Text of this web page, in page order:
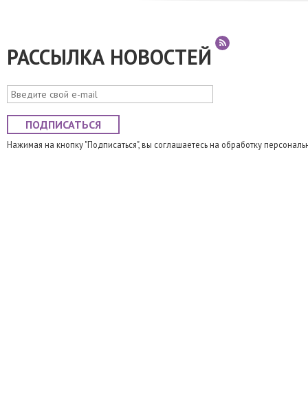
РАССЫЛКА НОВОСТЕЙ
ПОДПИСАТЬСЯ
Нажимая на кнопку "Подписаться", вы соглашаетесь на обработку